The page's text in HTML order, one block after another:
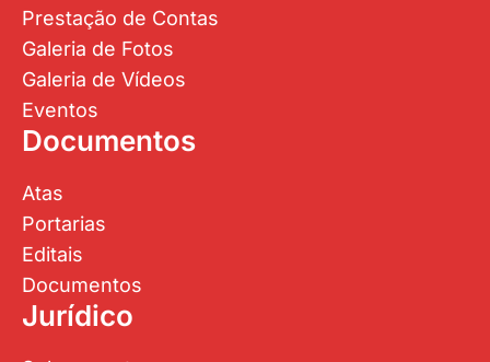
Prestação de Contas
Galeria de Fotos
Galeria de Vídeos
Eventos
Documentos
Atas
Portarias
Editais
Documentos
Jurídico